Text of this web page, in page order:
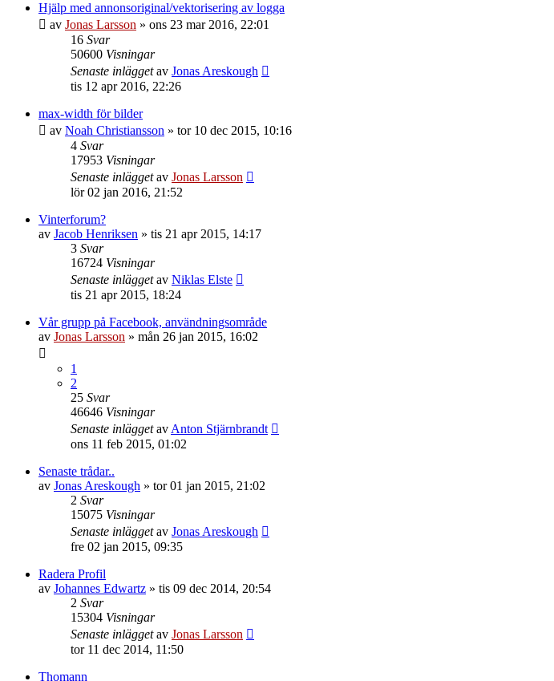
Hjälp med annonsoriginal/vektorisering av logga
av Jonas Larsson » ons 23 mar 2016, 22:01
16 Svar
50600 Visningar
Senaste inläggetav Jonas Areskough
tis 12 apr 2016, 22:26
max-width för bilder
av Noah Christiansson » tor 10 dec 2015, 10:16
4 Svar
17953 Visningar
Senaste inläggetav Jonas Larsson
lör 02 jan 2016, 21:52
Vinterforum?
av Jacob Henriksen » tis 21 apr 2015, 14:17
3 Svar
16724 Visningar
Senaste inläggetav Niklas Elste
tis 21 apr 2015, 18:24
Vår grupp på Facebook, användningsområde
av Jonas Larsson » mån 26 jan 2015, 16:02
1
2
25 Svar
46646 Visningar
Senaste inläggetav Anton Stjärnbrandt
ons 11 feb 2015, 01:02
Senaste trådar..
av Jonas Areskough » tor 01 jan 2015, 21:02
2 Svar
15075 Visningar
Senaste inläggetav Jonas Areskough
fre 02 jan 2015, 09:35
Radera Profil
av Johannes Edwartz » tis 09 dec 2014, 20:54
2 Svar
15304 Visningar
Senaste inläggetav Jonas Larsson
tor 11 dec 2014, 11:50
Thomann